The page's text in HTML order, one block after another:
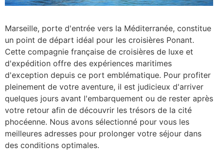
Marseille, porte d'entrée vers la Méditerranée, constitue
un point de départ idéal pour les croisières Ponant.
Cette compagnie française de croisières de luxe et
d'expédition offre des expériences maritimes
d'exception depuis ce port emblématique. Pour profiter
pleinement de votre aventure, il est judicieux d'arriver
quelques jours avant l'embarquement ou de rester après
votre retour afin de découvrir les trésors de la cité
phocéenne. Nous avons sélectionné pour vous les
meilleures adresses pour prolonger votre séjour dans
des conditions optimales.